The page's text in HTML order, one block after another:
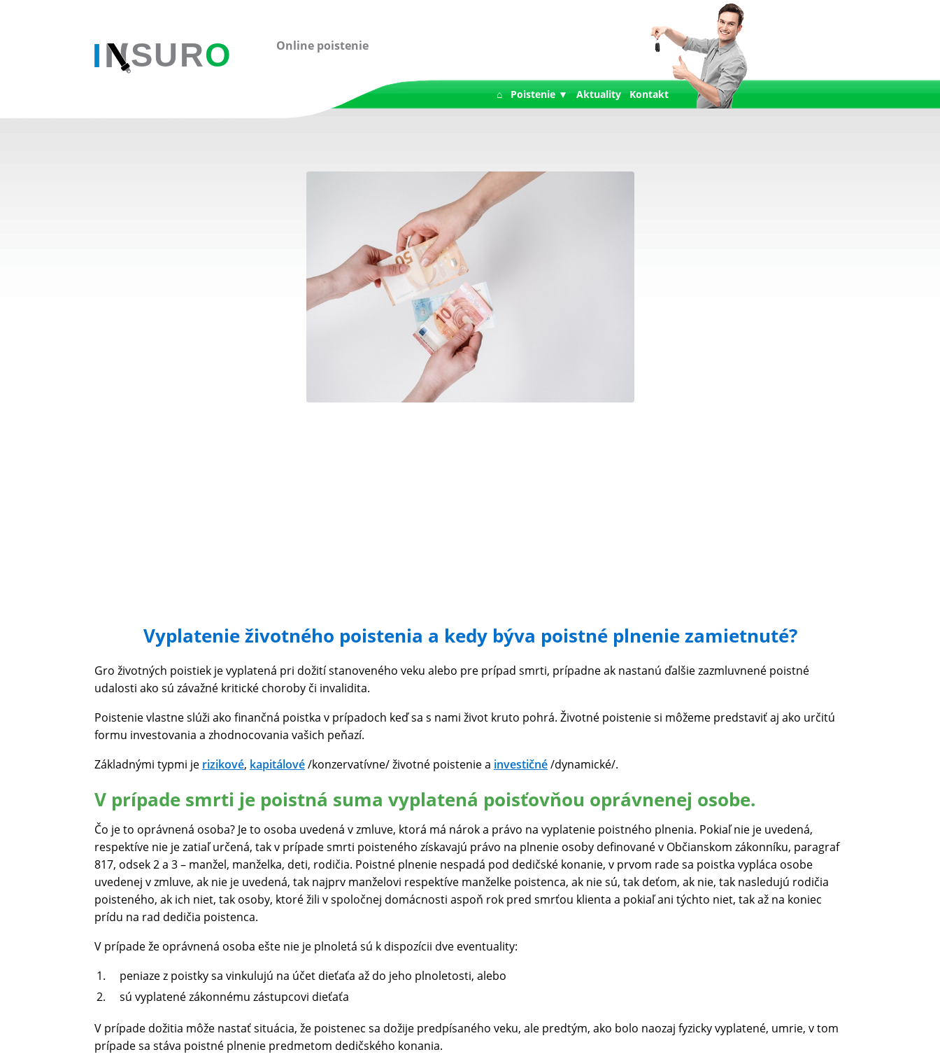
Online poistenie
⌂ Poistenie ▼ Aktuality Kontakt
Vyplatenie životného poistenia a kedy býva poistné plnenie zamietnuté?
Gro životných poistiek je vyplatená pri dožití stanoveného veku alebo pre prípad smrti, prípadne ak nastanú ďalšie zazmluvnené poistné
udalosti ako sú závažné kritické choroby či invalidita.
Poistenie vlastne slúži ako finančná poistka v prípadoch keď sa s nami život kruto pohrá. Životné poistenie si môžeme predstaviť aj ako určitú
formu investovania a zhodnocovania vašich peňazí.
Základnými typmi je rizikové, kapitálové/konzervatívne/ životné poistenie a investičné/dynamické/.
V prípade smrti je poistná suma vyplatená poisťovňou oprávnenej osobe.
Čo je to oprávnená osoba? Je to osoba uvedená v zmluve, ktorá má nárok a právo na vyplatenie poistného plnenia. Pokiaľ nie je uvedená,
respektíve nie je zatiaľ určená, tak v prípade smrti poisteného získavajú právo na plnenie osoby definované v Občianskom zákonníku, paragraf
817, odsek 2 a 3 – manžel, manželka, deti, rodičia. Poistné plnenie nespadá pod dedičské konanie, v prvom rade sa poistka vypláca osobe
uvedenej v zmluve, ak nie je uvedená, tak najprv manželovi respektíve manželke poistenca, ak nie sú, tak deťom, ak nie, tak nasledujú rodičia
poisteného, ak ich niet, tak osoby, ktoré žili v spoločnej domácnosti aspoň rok pred smrťou klienta a pokiaľ ani týchto niet, tak až na koniec
prídu na rad dedičia poistenca.
V prípade že oprávnená osoba ešte nie je plnoletá sú k dispozícii dve eventuality:
peniaze z poistky sa vinkulujú na účet dieťaťa až do jeho plnoletosti, alebo
sú vyplatené zákonnému zástupcovi dieťaťa
V prípade dožitia môže nastať situácia, že poistenec sa dožije predpísaného veku, ale predtým, ako bolo naozaj fyzicky vyplatené, umrie, v tom
prípade sa stáva poistné plnenie predmetom dedičského konania.